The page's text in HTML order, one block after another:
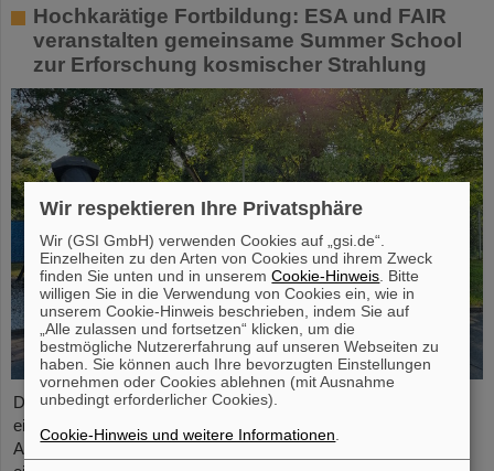
Hochkarätige Fortbildung: ESA und FAIR
veranstalten gemeinsame Summer School
zur Erforschung kosmischer Strahlung
Die „ESA FAIR Space Radiation Summer School 2024“ geht in
eine neue Runde: Mit seinem erstklassigen
Ausbildungsprogramm und seiner hochkarätigen Expertise,
Wir respektieren Ihre Privatsphäre
Wir (GSI GmbH) verwenden Cookies auf „gsi.de“.
Einzelheiten zu den Arten von Cookies und ihrem Zweck
finden Sie unten und in unseremCookie-Hinweis . Bitte
willigen Sie in die Verwendung von Cookies ein, wie in
unserem Cookie-Hinweis beschrieben, indem Sie auf
„Alle zulassen und fortsetzen“ klicken, um die
bestmögliche Nutzererfahrung auf unseren Webseiten zu
haben. Sie können auch Ihre bevorzugten Einstellungen
vornehmen oder Cookies ablehnen (mit Ausnahme
unbedingt erforderlicher Cookies).
Cookie-Hinweis und weitere Informationen